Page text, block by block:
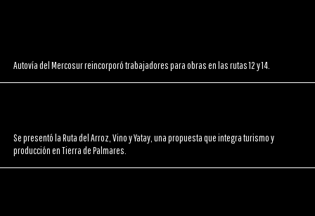
Autovía del Mercosur reincorporó trabajadores para obras en las rutas 12 y 14.
Se presentó la Ruta del Arroz, Vino y Yatay, una propuesta que integra turismo y
producción en Tierra de Palmares.